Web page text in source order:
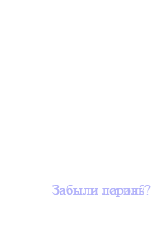
Забыли пароль?
Забыли логин?